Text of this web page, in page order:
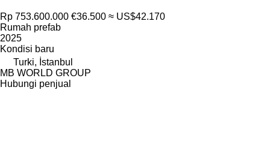
Rp 753.600.000 €36.500 ≈ US$42.170
Rumah prefab
2025
Kondisi baru
Turki, İstanbul
MB WORLD GROUP
Hubungi penjual